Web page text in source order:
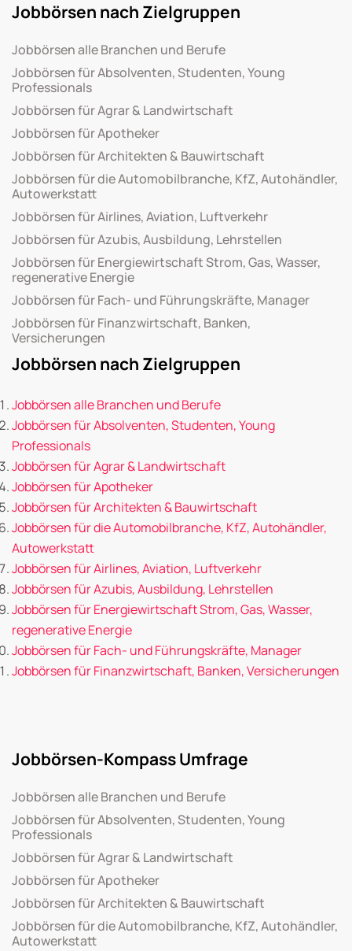
Jobbörsen nach Zielgruppen
Jobbörsen alle Branchen und Berufe
Jobbörsen für Absolventen, Studenten, Young
Professionals
Jobbörsen für Agrar & Landwirtschaft
Jobbörsen für Apotheker
Jobbörsen für Architekten & Bauwirtschaft
Jobbörsen für die Automobilbranche, KfZ, Autohändler,
Autowerkstatt
Jobbörsen für Airlines, Aviation, Luftverkehr
Jobbörsen für Azubis, Ausbildung, Lehrstellen
Jobbörsen für Energiewirtschaft Strom, Gas, Wasser,
regenerative Energie
Jobbörsen für Fach- und Führungskräfte, Manager
Jobbörsen für Finanzwirtschaft, Banken,
Versicherungen
Jobbörsen nach Zielgruppen
Jobbörsen alle Branchen und Berufe
Jobbörsen für Absolventen, Studenten, Young
Professionals
Jobbörsen für Agrar & Landwirtschaft
Jobbörsen für Apotheker
Jobbörsen für Architekten & Bauwirtschaft
Jobbörsen für die Automobilbranche, KfZ, Autohändler,
Autowerkstatt
Jobbörsen für Airlines, Aviation, Luftverkehr
Jobbörsen für Azubis, Ausbildung, Lehrstellen
Jobbörsen für Energiewirtschaft Strom, Gas, Wasser,
regenerative Energie
Jobbörsen für Fach- und Führungskräfte, Manager
Jobbörsen für Finanzwirtschaft, Banken, Versicherungen
Jobbörsen-Kompass Umfrage
Jobbörsen alle Branchen und Berufe
Jobbörsen für Absolventen, Studenten, Young
Professionals
Jobbörsen für Agrar & Landwirtschaft
Jobbörsen für Apotheker
Jobbörsen für Architekten & Bauwirtschaft
Jobbörsen für die Automobilbranche, KfZ, Autohändler,
Autowerkstatt